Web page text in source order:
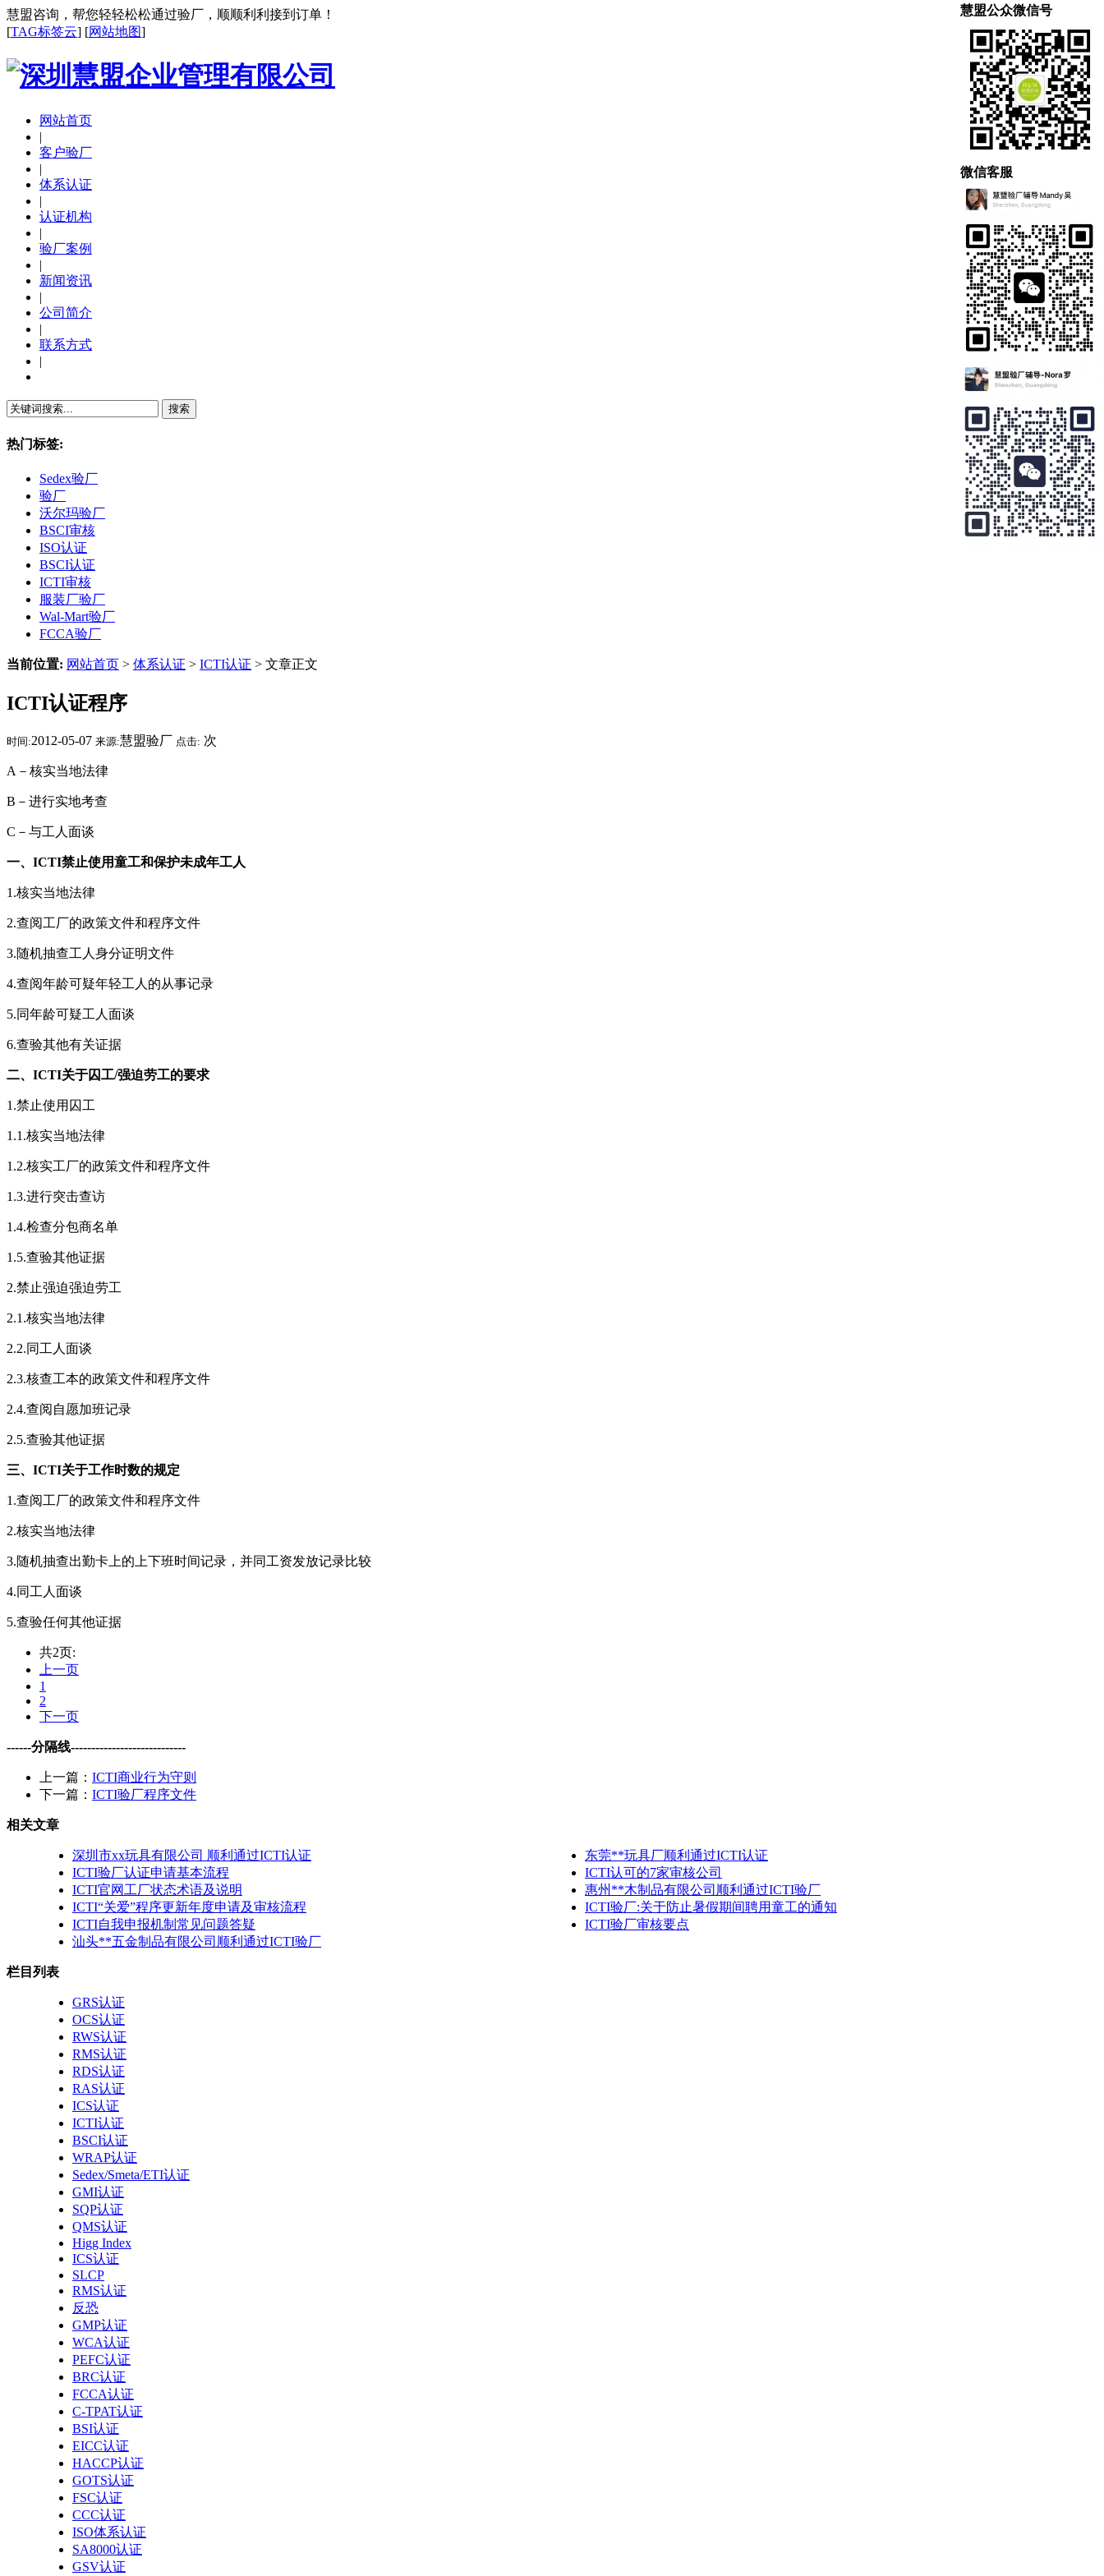
慧盟咨询，帮您轻轻松松通过验厂，顺顺利利接到订单！
[TAG标签云] [网站地图]
网站首页
|
客户验厂
|
体系认证
|
认证机构
|
验厂案例
|
新闻资讯
|
公司简介
|
联系方式
|
热门标签:
Sedex验厂
验厂
沃尔玛验厂
BSCI审核
ISO认证
BSCI认证
ICTI审核
服装厂验厂
Wal-Mart验厂
FCCA验厂
当前位置: 网站首页 > 体系认证 > ICTI认证 > 文章正文
ICTI认证程序
时间:2012-05-07 来源:慧盟验厂 点击: 次
A－核实当地法律
B－进行实地考查
C－与工人面谈
一、ICTI禁止使用童工和保护未成年工人
1.核实当地法律
2.查阅工厂的政策文件和程序文件
3.随机抽查工人身分证明文件
4.查阅年龄可疑年轻工人的从事记录
5.同年龄可疑工人面谈
6.查验其他有关证据
二、ICTI关于囚工/强迫劳工的要求
1.禁止使用囚工
1.1.核实当地法律
1.2.核实工厂的政策文件和程序文件
1.3.进行突击查访
1.4.检查分包商名单
1.5.查验其他证据
2.禁止强迫强迫劳工
2.1.核实当地法律
2.2.同工人面谈
2.3.核查工本的政策文件和程序文件
2.4.查阅自愿加班记录
2.5.查验其他证据
三、ICTI关于工作时数的规定
1.查阅工厂的政策文件和程序文件
2.核实当地法律
3.随机抽查出勤卡上的上下班时间记录，并同工资发放记录比较
4.同工人面谈
5.查验任何其他证据
共2页:
上一页
1
2
下一页
------分隔线----------------------------
上一篇： ICTI商业行为守则
下一篇： ICTI验厂程序文件
相关文章
深圳市xx玩具有限公司 顺利通过ICTI认证
东莞**玩具厂顺利通过ICTI认证
ICTI验厂认证申请基本流程
ICTI认可的7家审核公司
ICTI官网工厂状态术语及说明
惠州**木制品有限公司顺利通过ICTI验厂
ICTI“关爱”程序更新年度申请及审核流程
ICTI验厂:关于防止暑假期间聘用童工的通知
ICTI自我申报机制常见问题答疑
ICTI验厂审核要点
汕头**五金制品有限公司顺利通过ICTI验厂
栏目列表
GRS认证
OCS认证
RWS认证
RMS认证
RDS认证
RAS认证
ICS认证
ICTI认证
BSCI认证
WRAP认证
Sedex/Smeta/ETI认证
GMI认证
SQP认证
QMS认证
Higg Index
ICS认证
SLCP
RMS认证
反恐
GMP认证
WCA认证
PEFC认证
BRC认证
FCCA认证
C-TPAT认证
BSI认证
EICC认证
HACCP认证
GOTS认证
FSC认证
CCC认证
ISO体系认证
SA8000认证
GSV认证
慧盟公众微信号
微信客服